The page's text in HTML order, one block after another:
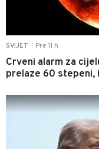
SVIJET Pre 11 h
Crveni alarm za
prelaze 60 stepeni,